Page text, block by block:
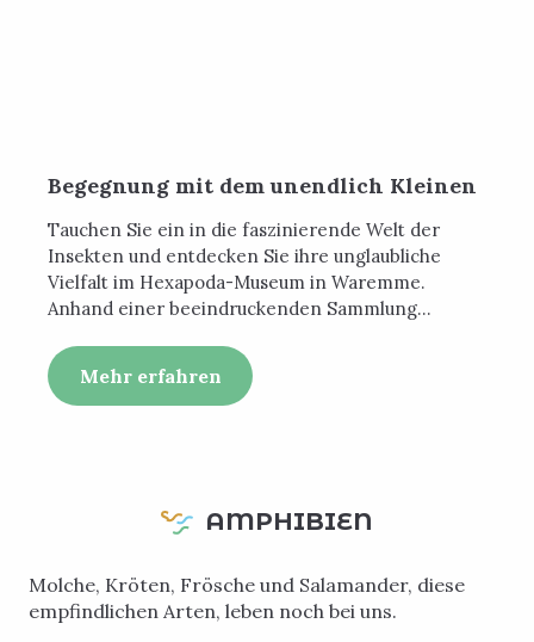
Begegnung mit dem unendlich Kleinen
Tauchen Sie ein in die faszinierende Welt der
Insekten und entdecken Sie ihre unglaubliche
Vielfalt im Hexapoda-Museum in Waremme.
Anhand einer beeindruckenden Sammlung...
Mehr erfahren
AMPHIBIEN
Molche, Kröten, Frösche und Salamander, diese
empfindlichen Arten, leben noch bei uns.